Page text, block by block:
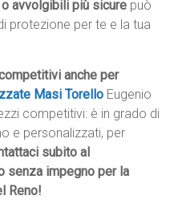
avvolgibili più sicure può
protezione per te e la tua
anche per
Masi Torello Eugenio
competitivi: è in grado di
e personalizzati, per
subito al
senza impegno per la
Reno!